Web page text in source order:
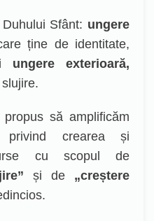
Sfânt: ungere
ține de identitate,
ungere exterioară,
să amplificăm
privind crearea și
cu scopul de
și de „creștere